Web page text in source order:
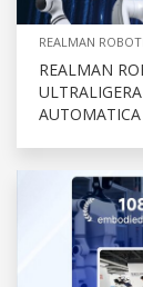
REALMAN
REALMAN